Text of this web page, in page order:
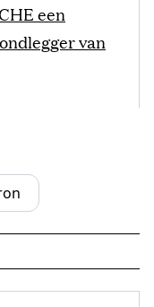
een
van